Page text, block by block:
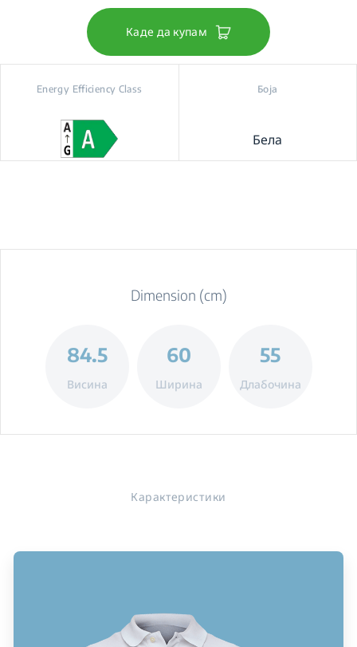
Каде да купам
Energy Efficiency Class Боја
Бела
Dimension (cm)
84.5
Висина
60
Ширина
55
Длабочина
Карактеристики